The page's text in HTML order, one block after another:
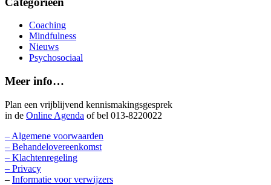
Coaching
Mindfulness
Nieuws
Psychosociaal
Meer info…
Plan een vrijblijvend kennismakingsgesprek
in de Online Agenda of bel 013-8220022
– Algemene voorwaarden
– Behandelovereenkomst
– Klachtenregeling
– Privacy
– Informatie voor verwijzers